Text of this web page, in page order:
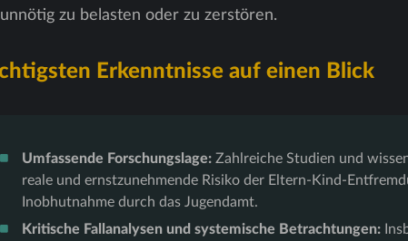
zu belasten oder zu zerstören.
Erkenntnisse auf einen Blick
Umfassende Forschungslage: Zahlreiche Studien und
reale und ernstzunehmende Risiko der Eltern-Kind-
Inobhutnahme durch das Jugendamt.
Kritische Fallanalysen und systemische Betrachtungen: